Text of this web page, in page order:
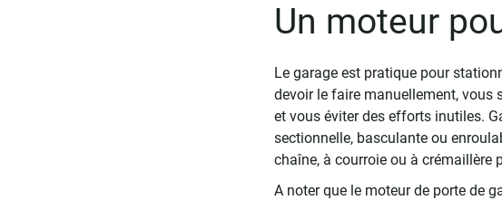
Un moteur
Le garage est pratique pour
devoir le faire manuellement, vous
et vous éviter des efforts inutiles.
sectionnelle, basculante ou
chaîne, à courroie ou à
A noter que le moteur de porte de